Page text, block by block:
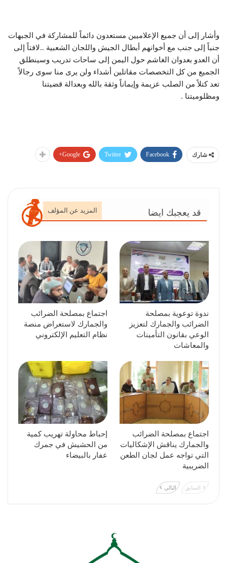
وأشار إلى أن جميع الإعلاميين مستعدون دائماً للمشاركة في الجبهات
جنباً إلى جنب مع أخوانهم أبطال الجيش واللجان الشعبية ..لافتاً إلى
أن العدو بعدوان الغاشم حول اليمن إلى ساحات تدريب وسينطلق
الجميع من كل التخصصات مقاتلين أشداء ولن يرى منا سوى رجالاً
تعد كتلاً من الصلب عزيمة وإيماناً وثقة بالله وبعدالة قضيتنا
ومظلوميتنا .
شارك Facebook
Twitter
Google+
قد يعجبك ايضا المزيد عن المؤلف
ندوة توعوية بمصلحة
الضرائب والجمارك لتعزيز
الوعي بقانون التأمينات
والمعاشات
اجتماع بمصلحة الضرائب
والجمارك لاستعراض منصة
نظام التعليم الإلكتروني
اجتماع بمصلحة الضرائب
والجمارك يناقش الإشكاليات
التي تواجه عمل لجان الطعن
الضريبية
إحباط محاولة تهريب كمية
من الحشيش في جمرك
عفار بالبيضاء
السابق التالي